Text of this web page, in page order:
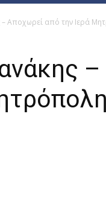
– Αποχωρεί από την Ιερά